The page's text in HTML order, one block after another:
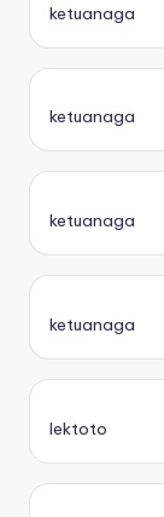
ketuanaga
ketuanaga
ketuanaga
ketuanaga
lektoto